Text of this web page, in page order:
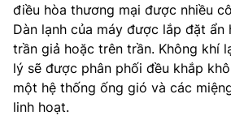
điều hòa thương mại được nhiều
Dàn lạnh của máy được lắp đặt ẩn
trần giả hoặc trên trần. Không khí
lý sẽ được phân phối đều khắp
một hệ thống ống gió và các
linh hoạt.